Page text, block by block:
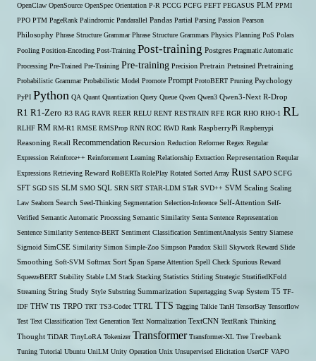
OpenClaw OpenSource OpenSpec Orientation P-R PCCG PCFG PEFT PEGASUS PLM PPMI
PPO PTM PageRank Palindromic Pandarallel Pandas Partial Parsing Passion Pearson
Philosophy Phrase Structure Grammar Phrase Structure Grammars Physics Planning PoS Polars
Pooling Position-Encoding Post-Training Post-training Postgres Pragmatic Automatic
Processing Pre-Trained Pre-Training Pre-training Precision Pretrain Pretrained Pretraining
Probabilistic Grammar Probabilistic Model Promote Prompt ProtoBERT Pruning Psychology
PyPI Python QA Quant Quantization Query Queue Qwen Qwen3 Qwen3-Next R-Drop
R1 R1-Zero R3 RAG RAVR REER RELU RENT RESTRAIN RFE RGR RHO RHO-1 RL
RLHF RM RM-R1 RMSE RMSProp RNN ROC RWD Rank RaspberryPi Raspberrypi
Reasoning Recall Recommendation Recursion Reduction Reformer Regex Regular
Expression Reinforce++ Reinforcement Learning Relationship Extraction Representation Reqular
Expressions Retrieving Reward RoBERTa RolePlay Rotated Sorted Array Rust SAPO SCFG
SFT SGD SIS SLM SMO SQL SRN SRT STAR-LDM STaR SVD++ SVM Scaling Scaling
Law Seaborn Search Seed-Thinking Segmentation Selection-Inference Self-Attention Self-
Verified Semantic Automatic Processing Semantic Similarity Senta Sentence Representation
Sentence Similarity Sentence-BERT Sentiment Classification SentimentAnalysis Sentry Siamese
Sigmoid SimCSE Similarity Simon Simple-Zoo Simpson Paradox Skill Skywork Reward Slide
Smoothing Soft-SVM Softmax Sort Span Sparse Attention Spell Check Spurious Reward
SqueezeBERT Stability Stable LM Stack Stacking Statistics Stirling Strategic StratifiedKFold
Streaming String Study Style Substring Summarization Supertagging Swap System T5 TF-
IDF THW TIS TRPO TRT TS3-Codec TTRL TTS Tagging Talkie TanH TensorBay Tensorflow
Test Text Classification Text Generation Text Normalization TextCNN TextRank Thinking
Thought TiDAR TinyLoRA Tokenizer Transformer Transformer-XL Tree Treebank
Tuning Tutorial Ubuntu UniLM Unity Operation Unix Unsupervised Elicitation UserCF VAPO